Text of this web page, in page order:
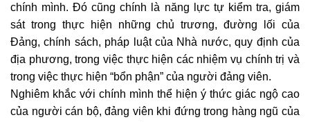
chính mình. Đó cũng chính là năng lực tự kiểm tra, giám
sát trong thực hiện những chủ trương, đường lối của
Đảng, chính sách, pháp luật của Nhà nước, quy định của
địa phương, trong việc thực hiện các nhiệm vụ chính trị và
trong việc thực hiện “bổn phận” của người đảng viên.
Nghiêm khắc với chính mình thể hiện ý thức giác ngộ cao
của người cán bộ, đảng viên khi đứng trong hàng ngũ của